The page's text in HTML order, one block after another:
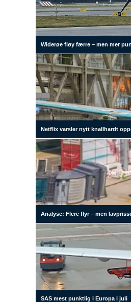
Widerøe fløy færre – men mer
Netflix varsler nytt knallhardt
Analyse: Flere flyr – men
SAS mest punktlig i Europa i juli